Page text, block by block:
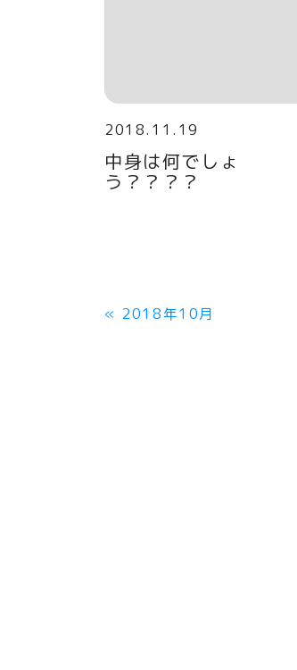
中身は何でしょ
う？？？？
2018.11.19
« 2018年10月